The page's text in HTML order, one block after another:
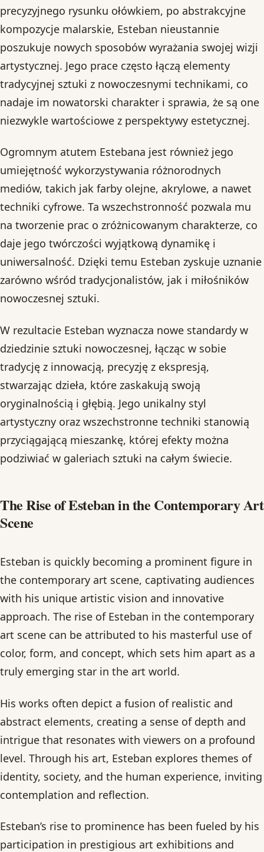
precyzyjnego rysunku ołówkiem, po abstrakcyjne
kompozycje malarskie, Esteban nieustannie
poszukuje nowych sposobów wyrażania swojej wizji
artystycznej. Jego prace często łączą elementy
tradycyjnej sztuki z nowoczesnymi technikami, co
nadaje im nowatorski charakter i sprawia, że są one
niezwykle wartościowe z perspektywy estetycznej.
Ogromnym atutem Estebana jest również jego
umiejętność wykorzystywania różnorodnych
mediów, takich jak farby olejne, akrylowe, a nawet
techniki cyfrowe. Ta wszechstronność pozwala mu
na tworzenie prac o zróżnicowanym charakterze, co
daje jego twórczości wyjątkową dynamikę i
uniwersalność. Dzięki temu Esteban zyskuje uznanie
zarówno wśród tradycjonalistów, jak i miłośników
nowoczesnej sztuki.
W rezultacie Esteban wyznacza nowe standardy w
dziedzinie sztuki nowoczesnej, łącząc w sobie
tradycję z innowacją, precyzję z ekspresją,
stwarzając dzieła, które zaskakują swoją
oryginalnością i głębią. Jego unikalny styl
artystyczny oraz wszechstronne techniki stanowią
przyciągającą mieszankę, której efekty można
podziwiać w galeriach sztuki na całym świecie.
The Rise of Esteban in the Contemporary Art
Scene
Esteban is quickly becoming a prominent figure in
the contemporary art scene, captivating audiences
with his unique artistic vision and innovative
approach. The rise of Esteban in the contemporary
art scene can be attributed to his masterful use of
color, form, and concept, which sets him apart as a
truly emerging star in the art world.
His works often depict a fusion of realistic and
abstract elements, creating a sense of depth and
intrigue that resonates with viewers on a profound
level. Through his art, Esteban explores themes of
identity, society, and the human experience, inviting
contemplation and reflection.
Esteban’s rise to prominence has been fueled by his
participation in prestigious art exhibitions and